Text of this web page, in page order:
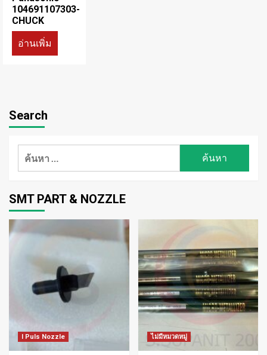
104691107303-
CHUCK
อ่านเพิ่ม
Search
ค้นหา
SMT PART & NOZZLE
I Puls Nozzle ไม่มีหมวดหมู่